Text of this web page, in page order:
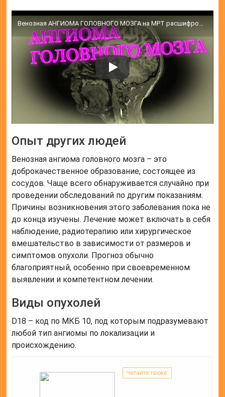
Венозная АНГИОМА ГОЛОВНОГО МОЗГА на МРТ расшифрованных снимках Dicom
Опыт других людей
Венозная ангиома головного мозга – это
доброкачественное образование, состоящее из
сосудов. Чаще всего обнаруживается случайно при
проведении обследований по другим показаниям.
Причины возникновения этого заболевания пока не
до конца изучены. Лечение может включать в себя
наблюдение, радиотерапию или хирургическое
вмешательство в зависимости от размеров и
симптомов опухоли. Прогноз обычно
благоприятный, особенно при своевременном
выявлении и компетентном лечении.
Виды опухолей
D18 – код по МКБ 10, под которым подразумевают
любой тип ангиомы по локализации и
происхождению.
Читайте также: